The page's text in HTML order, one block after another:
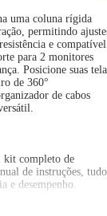
uma coluna rígida
permitindo
e compatível
para 2 monitores
Posicione suas
de 360°
de cabos
kit completo de
de instruções, tudo
e desempenho.